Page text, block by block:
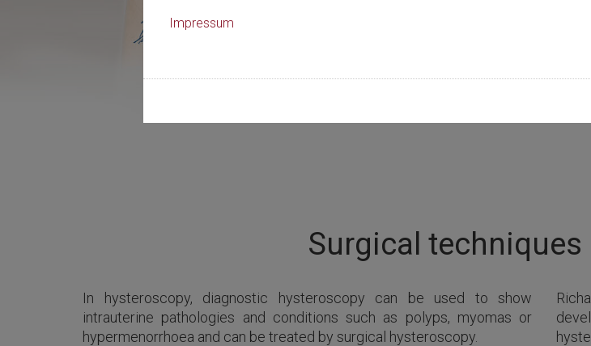
Impressum
Surgical
In hysteroscopy, diagnostic hysteroscopy can be used to show
intrauterine pathologies and conditions such as polyps, myomas or
hypermenorrhoea and can be treated by surgical hysteroscopy.